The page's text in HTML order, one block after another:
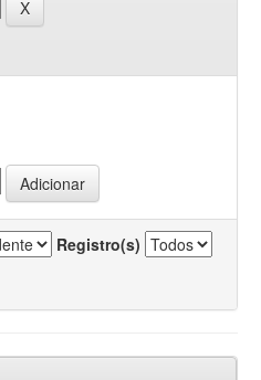
Registro(s)